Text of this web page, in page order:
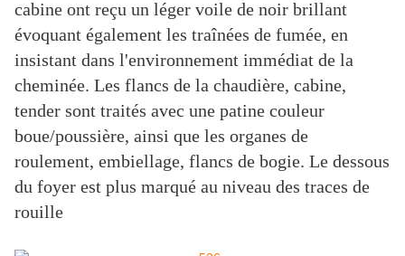
cabine ont reçu un léger voile de noir brillant
évoquant également les traînées de fumée, en
insistant dans l'environnement immédiat de la
cheminée. Les flancs de la chaudière, cabine,
tender sont traités avec une patine couleur
boue/poussière, ainsi que les organes de
roulement, embiellage, flancs de bogie. Le dessous
du foyer est plus marqué au niveau des traces de
rouille